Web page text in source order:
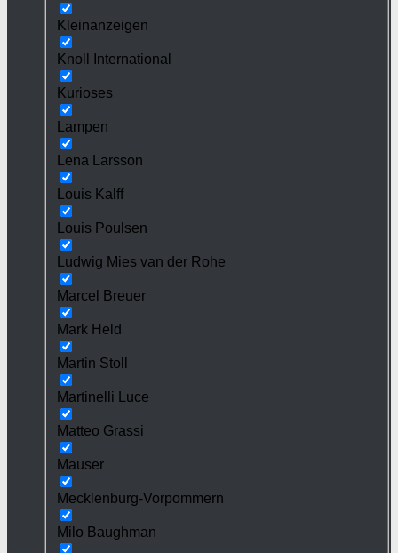
Kleinanzeigen
Knoll International
Kurioses
Lampen
Lena Larsson
Louis Kalff
Louis Poulsen
Ludwig Mies van der Rohe
Marcel Breuer
Mark Held
Martin Stoll
Martinelli Luce
Matteo Grassi
Mauser
Mecklenburg-Vorpommern
Milo Baughman